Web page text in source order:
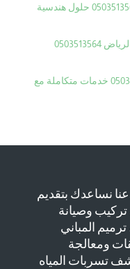
معالجة هبوط الأساسات في الرياض 0503513564 حلول هندسية
خدمات اصلاح وعلاج هبوط الاساسات بالرياض 0503513564
حلول هبوط الاساسات بالرياض 0503513564 خدمات متكاملة مع
نساعدك بتقديم
تركيب وصيانة
المباني
ومعالجة
تسربات المياه